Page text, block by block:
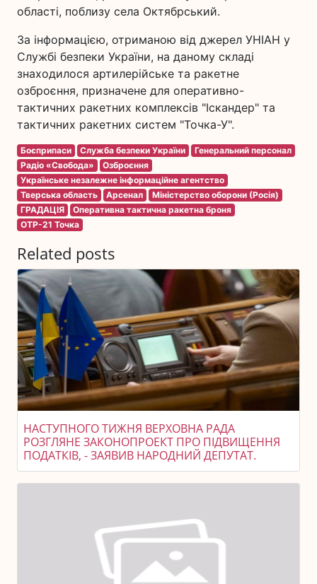
області, поблизу села Октябрський.
За інформацією, отриманою від джерел УНІАН у
Службі безпеки України, на даному складі
знаходилося артилерійське та ракетне
озброєння, призначене для оперативно-
тактичних ракетних комплексів "Іскандер" та
тактичних ракетних систем "Точка-У".
Боєприпаси Служба безпеки України
Генеральний персонал
Радіо «Свобода»
Озброєння
Українське незалежне інформаційне агентство
Тверська область
Арсенал
Міністерство оборони (Росія)
ГРАДАЦІЯ
Оперативна тактична ракетна броня
ОТР-21 Точка
Related posts
НАСТУПНОГО ТИЖНЯ ВЕРХОВНА РАДА
РОЗГЛЯНЕ ЗАКОНОПРОЕКТ ПРО ПІДВИЩЕННЯ
ПОДАТКІВ, - ЗАЯВИВ НАРОДНИЙ ДЕПУТАТ.